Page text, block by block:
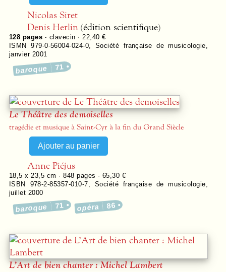
Nicolas Siret
Denis Herlin (édition scientifique)
128 pages · clavecin · 22,40 €
ISMN 979-0-56004-024-0
Société française de musicologie
janvier 2001
baroque 71
Le Théâtre des demoiselles
tragédie et musique à Saint-Cyr à la fin du Grand Siècle
Anne Piéjus
18,5 x 23,5 cm ·848 pages · 65,30 €
ISBN 978-2-85357-010-7
Société française de musicologie
juillet 2000
baroque 71 opéra 86
L’Art de bien chanter : Michel Lambert